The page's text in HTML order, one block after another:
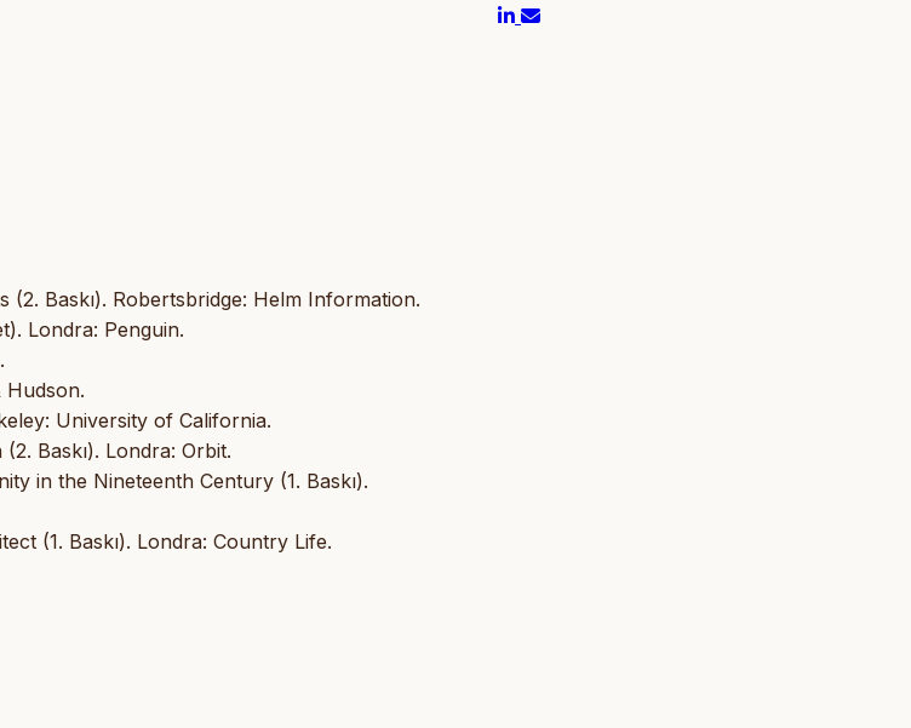
Baskı). Robertsbridge: Helm Information.
Londra: Penguin.
Hudson.
University of California.
Baskı). Londra: Orbit.
in the Nineteenth Century (1. Baskı).
(1. Baskı). Londra: Country Life.